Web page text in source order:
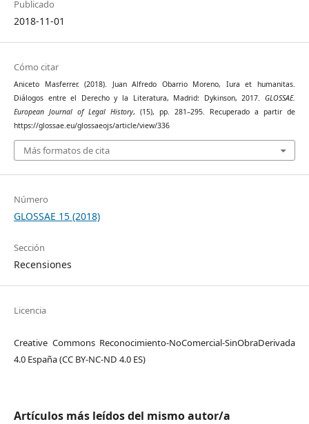
Publicado
2018-11-01
Cómo citar
Aniceto Masferrer. (2018). Juan Alfredo Obarrio Moreno, Iura et humanitas.
Diálogos entre el Derecho y la Literatura, Madrid: Dykinson, 2017.GLOSSAE.
European Journal of Legal History, (15), pp. 281–295. Recuperado a partir de
https://glossae.eu/glossaeojs/article/view/336
Más formatos de cita
Número
GLOSSAE 15 (2018)
Sección
Recensiones
Licencia
Creative Commons Reconocimiento-NoComercial-SinObraDerivada
4.0 España (CC BY-NC-ND 4.0 ES)
Artículos más leídos del mismo autor/a